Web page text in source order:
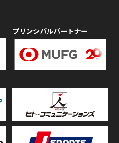
プリンシパルパートナー